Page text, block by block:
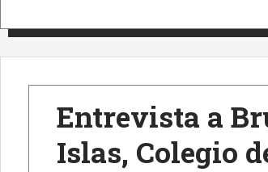
Entrevista a
Islas, Colegio